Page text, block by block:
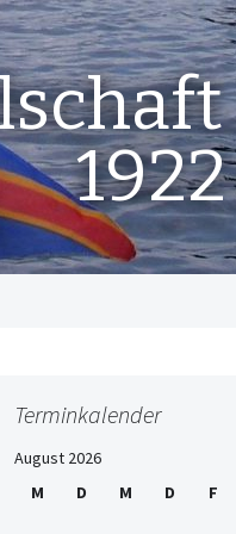
Terminkalender
August 2026
M
D M D F